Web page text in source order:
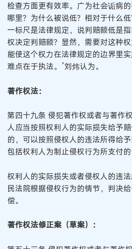
检查方面更有效率。广为社会诟病
哪里？为什么被说低？相对于什么
一标尺是法律规定，说判赔额低是
权决定判赔额？显然，需要对这种
能使这个权力在法律规定的边界里
难点在于执法。”刘炜认为。
著作权法：
第四十九条 侵犯著作权或者与著作
人应当按照权利人的实际损失给予
的，可以按照侵权人的违法所得给
包括权利人为制止侵权行为所支付的
权利人的实际损失或者侵权人的违
民法院根据侵权行为的情节，判决
偿。
著作权法修正案（草案）：